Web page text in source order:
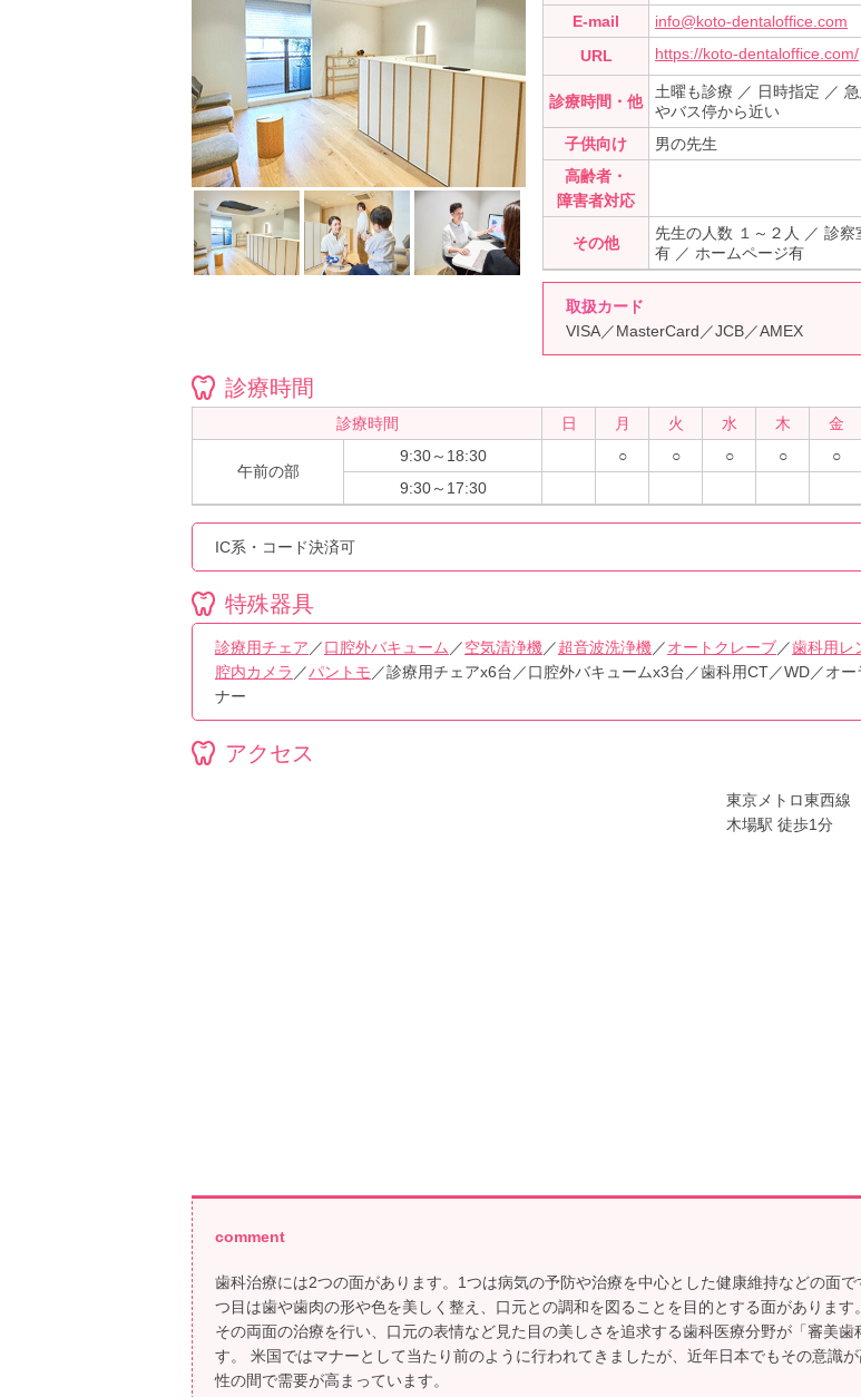
E-mail
info@koto-dentaloffice.com
URL
https://koto-dentaloffice.com/
診療時間・他
土曜も診療 ／ 日時指定 ／
やバス停から近い
子供向け
男の先生
高齢者・
障害者対応
その他
先生の人数 １～２人 ／ 診察
有 ／ ホームページ有
取扱カード
VISA／MasterCard／JCB／AMEX
診療時間
診療時間 日 月 火 水 木 金
午前の部
9:30～18:30 ○ ○ ○ ○
○
9:30～17:30
IC系・コード決済可
特殊器具
診療用チェア ／口腔外バキューム ／空気清浄機 ／超音波洗浄機 ／オートクレーブ／歯科用レ
腔内カメラ ／パントモ ／診療用チェアx6台／口腔外バキュームx3台／歯科用CT／WD／オー
ナー
アクセス
東京メトロ東西線
木場駅 徒歩1分
comment
歯科治療には2つの面があります。1つは病気の予防や治療を中心とした健康維持などの面で
つ目は歯や歯肉の形や色を美しく整え、口元との調和を図ることを目的とする面があります。
その両面の治療を行い、口元の表情など見た目の美しさを追求する歯科医療分野が「審美歯
す。 米国ではマナーとして当たり前のように行われてきましたが、近年日本でもその意識
性の間で需要が高まっています。